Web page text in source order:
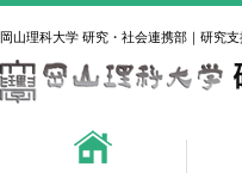
岡山理科大学 研究・社会連携部｜研究